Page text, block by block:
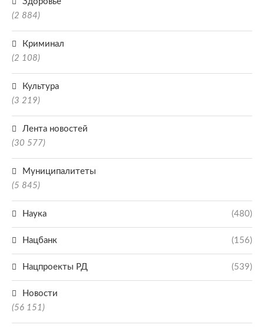
(2 884)
Криминал
(2 108)
Культура
(3 219)
Лента новостей
(30 577)
Муниципалитеты
(5 845)
Наука (480)
Нацбанк (156)
Нацпроекты РД (539)
Новости
(56 151)